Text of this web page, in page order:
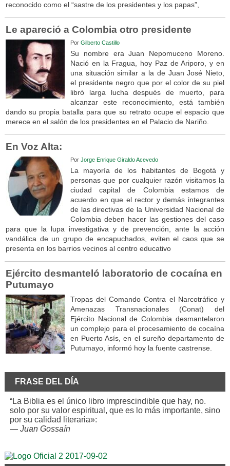
reconocido como el “sastre de los presidentes y los papas”,
Le apareció a Colombia otro presidente
Por Gilberto Castillo
Su nombre era Juan Nepomuceno Moreno.
Nació en la Fragua, hoy Paz de Ariporo, y en
una situación similar a la de Juan José Nieto,
el presidente negro que por el color de su piel
libró larga lucha después de muerto, para
alcanzar este reconocimiento, está también
dando su propia batalla para que su retrato ocupe el espacio que
merece en el salón de los presidentes en el Palacio de Nariño.
En Voz Alta:
Por Jorge Enrique Giraldo Acevedo
La mayoría de los habitantes de Bogotá y
personas que por cualquier razón visitamos la
ciudad capital de Colombia estamos de
acuerdo en que el rector y demás integrantes
de las directivas de la Universidad Nacional de
Colombia deben hacer las gestiones del caso
para que la lupa investigativa y de prevención, ante la acción
vandálica de un grupo de encapuchados, eviten el caos que se
presenta en los barrios vecinos al centro educativo
Ejército desmanteló laboratorio de cocaína en
Putumayo
Tropas del Comando Contra el Narcotráfico y
Amenazas Transnacionales (Conat) del
Ejército Nacional de Colombia desmantelaron
un complejo para el procesamiento de cocaína
en Puerto Asís, en el sureño departamento de
Putumayo, informó hoy la fuente castrense.
FRASE DEL DÍA
“La Biblia es el único libro imprescindible que hay, no.
solo por su valor espiritual, que es lo más importante, sino
por su calidad literaria»:
— Juan Gossaín